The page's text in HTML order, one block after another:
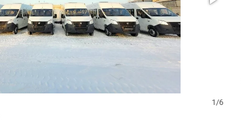
1/6